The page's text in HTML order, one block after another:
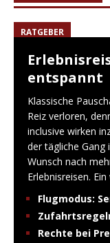
RATGEBER
entspannt
Klassische
Reiz verloren,
inclusive wirken
der tägliche
Wunsch nach
Erlebnisreisen.
Flugmodus:
Rechte bei